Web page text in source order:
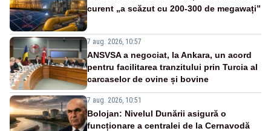
curent „a scăzut cu 200-300 de megawați”
7 aug. 2026, 10:57
ANSVSA a negociat, la Ankara, un acord
pentru facilitarea tranzitului prin Turcia al
carcaselor de ovine și bovine
7 aug. 2026, 10:51
Bolojan: Nivelul Dunării asigură o
funcționare a centralei de la Cernavodă